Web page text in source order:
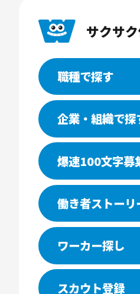
サクサ
職種で探す
企業・組織で探
爆速100文字募
働き者ストーリ
ワーカー探し
スカウト登録